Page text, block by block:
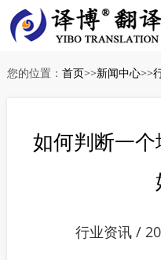
您的位置： 首页>>新闻中心>>
如何判断一
行业资讯 /